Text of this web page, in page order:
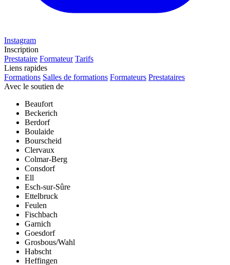
Instagram
Inscription
Prestataire Formateur Tarifs
Liens rapides
Formations Salles de formations Formateurs Prestataires
Avec le soutien de
Beaufort
Beckerich
Berdorf
Boulaide
Bourscheid
Clervaux
Colmar-Berg
Consdorf
Ell
Esch-sur-Sûre
Ettelbruck
Feulen
Fischbach
Garnich
Goesdorf
Grosbous/Wahl
Habscht
Heffingen